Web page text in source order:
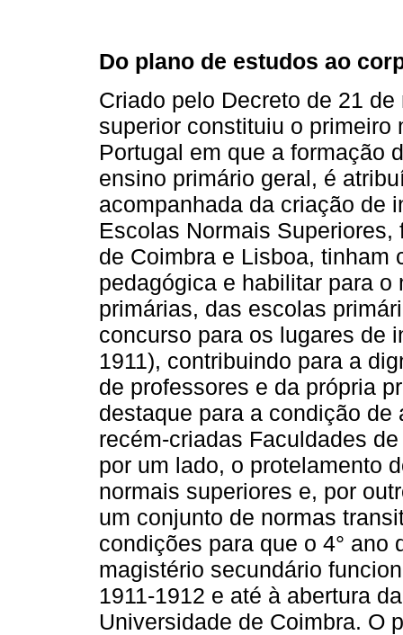
Do plano de estudos ao
Criado pelo Decreto de 21
superior constituiu o
Portugal em que a formação
ensino primário geral, é
acompanhada da criação de
Escolas Normais
de Coimbra e Lisboa, tinham
pedagógica e habilitar para
primárias, das escolas
concurso para os lugares de
1911), contribuindo para a
de professores e da própria
destaque para a condição
recém-criadas Faculdades
por um lado, o protelamento
normais superiores e, por
um conjunto de normas
condições para que o 4° ano
magistério secundário
1911-1912 e até à abertura
Universidade de Coimbra. O